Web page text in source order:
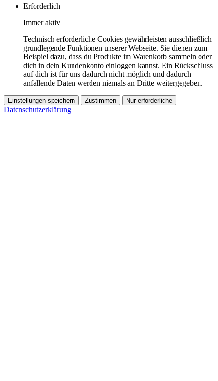
Erforderlich
Immer aktiv
Technisch erforderliche Cookies gewährleisten ausschließlich
grundlegende Funktionen unserer Webseite. Sie dienen zum
Beispiel dazu, dass du Produkte im Warenkorb sammeln oder
dich in dein Kundenkonto einloggen kannst. Ein Rückschluss
auf dich ist für uns dadurch nicht möglich und dadurch
anfallende Daten werden niemals an Dritte weitergegeben.
Einstellungen speichern Zustimmen Nur erforderliche
Datenschutzerklärung